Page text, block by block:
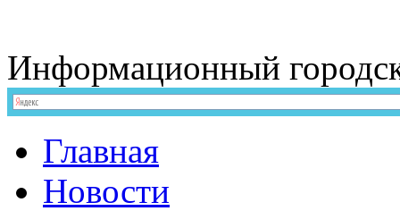
Информационный
Главная
Новости